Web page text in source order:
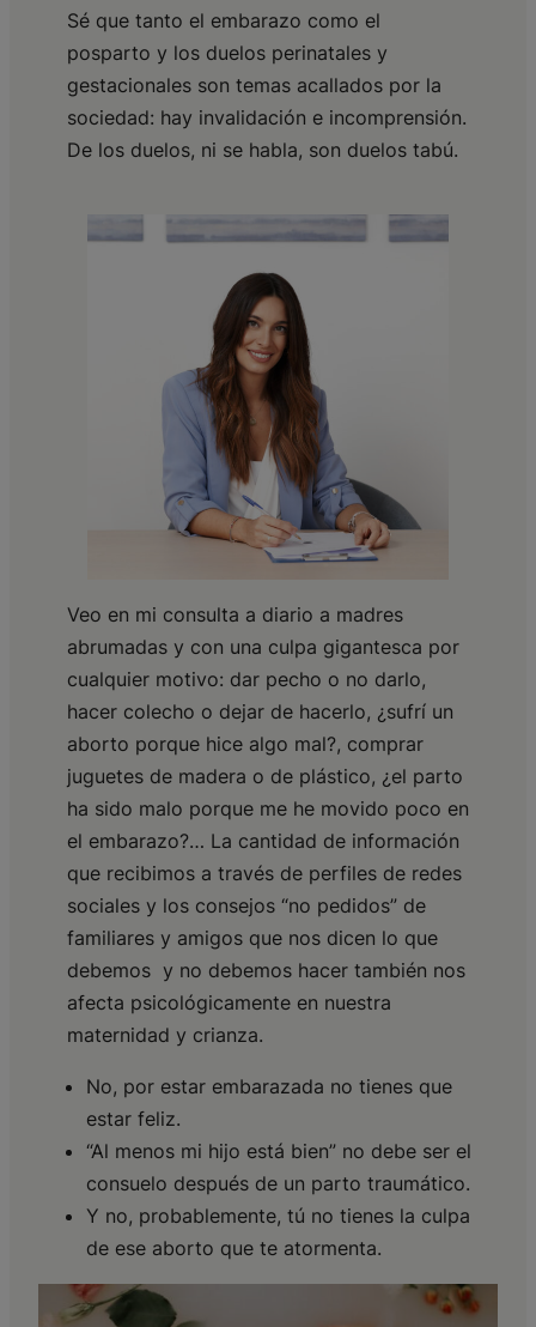
Sé que tanto el embarazo como el
posparto y los duelos perinatales y
gestacionales son temas acallados por la
sociedad: hay invalidación e incomprensión.
De los duelos, ni se habla, son duelos tabú.
Veo en mi consulta a diario a madres
abrumadas y con una culpa gigantesca por
cualquier motivo: dar pecho o no darlo,
hacer colecho o dejar de hacerlo, ¿sufrí un
aborto porque hice algo mal?, comprar
juguetes de madera o de plástico, ¿el parto
ha sido malo porque me he movido poco en
el embarazo?… La cantidad de información
que recibimos a través de perfiles de redes
sociales y los consejos “no pedidos” de
familiares y amigos que nos dicen lo que
debemos y no debemos hacer también nos
afecta psicológicamente en nuestra
maternidad y crianza.
No, por estar embarazada no tienes que
estar feliz.
“Al menos mi hijo está bien” no debe ser el
consuelo después de un parto traumático.
Y no, probablemente, tú no tienes la culpa
de ese aborto que te atormenta.